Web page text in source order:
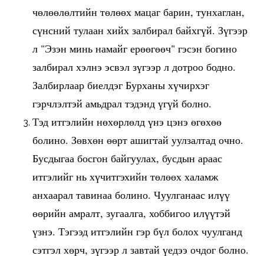
чөлөөлөлтийн төлөөх мацаг барин, тунхаглан,
сүнсний тулаан хийх залбирал байхгүй. Зүгээр
л "Эзэн минь намайг ерөөгөөч" гэсэн богино
залбирал хэлнэ эсвэл зүгээр л дотроо бодно.
Залбирлаар биелдэг Бурханы хүчирхэг
гэрчлэлтэй амьдрал тэдэнд үгүй болно.
Тэд итгэлийн нөхөрлөлд үнэ цэнэ өгөхөө
болино. Зөвхөн өөрт ашигтай уулзалтад очно.
Бусдыгаа босгон байгуулах, бусдын араас
итгэлийг нь хүчитгэхийн төлөөх халамж
анхаарал тавинаа болино. Чуулганаас илүү
өөрийн амралт, зугаалга, хоббигоо илүүтэй
үзнэ. Тэгээд итгэлийн гэр бүл болох чуулганд
сэтгэл хөрч, зүгээр л завтай үедээ очдог болно.